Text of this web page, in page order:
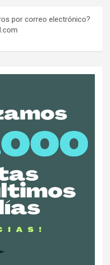
por correo electrónico?